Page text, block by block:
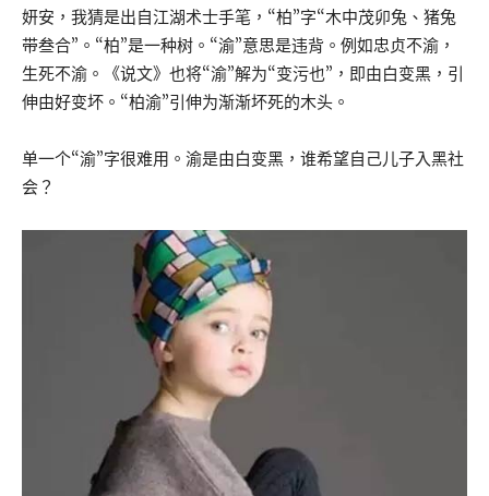
妍安，我猜是出自江湖术士手笔，“柏”字“木中茂卯兔、猪兔
带叁合”。“柏”是一种树。“渝”意思是违背。例如忠贞不渝，
生死不渝。《说文》也将“渝”解为“变污也”，即由白变黑，引
伸由好变坏。“柏渝”引伸为渐渐坏死的木头。
单一个“渝”字很难用。渝是由白变黑，谁希望自己儿子入黑社
会？